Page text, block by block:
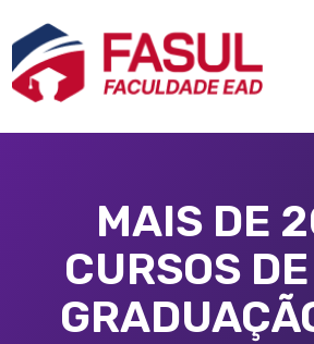
MAIS DE
CURSOS